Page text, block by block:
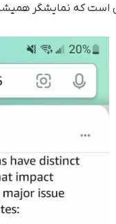
است که نمایشگر